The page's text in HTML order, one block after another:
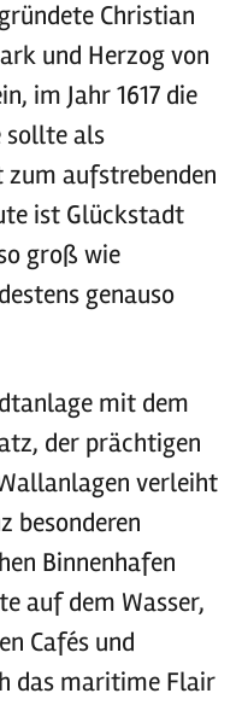
Christian
und Herzog von
im Jahr 1617 die
sollte als
aufstrebenden
ist Glückstadt
groß wie
genauso
mit dem
der prächtigen
verleiht
besonderen
Binnenhafen
auf dem Wasser,
Cafés und
das maritime Flair